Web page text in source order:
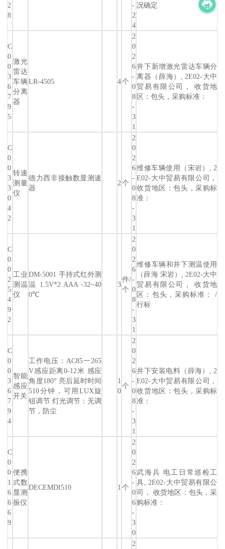
2
8
-
2
4
况确定
C
0
0
3
6
7
9
5
激光
雷达
车辆
分离
器
LR-4505 4个
2
0
2
6
-
0
8
-
3
1
井下新增激光雷达车辆分
离器（薛海）, 2E02-大中
贸易有限公司， 收货地
区：包头，采购标准：
C
0
0
3
3
0
4
2
转速
测量
仪
德力西非接触数显测速
器
2个
2
0
2
6
-
0
8
-
3
1
维修车辆使用（宋岩）, 2
E02-大中贸易有限公司，
收货地区：包头，采购标
准：
C
0
0
2
5
4
9
2
工业
测温
仪
DM-5001 手持式红外测
温 1.5V*2 AAA -32~40
0℃
3
件/
个
2
0
2
6
-
0
8
-
3
1
维修车辆和井下测温使用
（薛海 宋岩）, 2E02-大中
贸易有限公司， 收货地
区：包头，采购标准： /
行标
C
0
0
3
6
7
9
4
智能
感应
开关
工作电压：AC85一265
V感应距离0-12米 感应
角度180° 亮后延时时间
510分钟，可用LUX旋
钮调节 灯光调节：无调
节，防尘
1
0
个
2
0
2
6
-
0
8
-
3
1
井下安装电料（薛海）, 2
E02-大中贸易有限公司，
收货地区：包头，采购标
准：
C
0
0
1
6
6
6
9
便携
式数
显测
振仪
DECEMDI510 1 个
2
0
2
6
-
0
6
-
3
0
武海兵 电工日常巡检工
具, 2E02-大中贸易有限公
司， 收货地区：包头，采
购标准：
2